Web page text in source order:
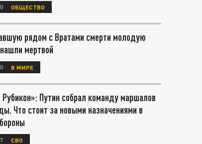
ОБЩЕСТВО
рядом с Вратами смерти молодую
мертвой
В МИРЕ
Путин собрал команду маршалов
Что стоит за новыми назначениями в
СВО